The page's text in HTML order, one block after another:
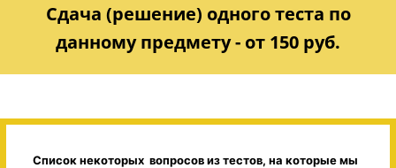
Сдача (решение) одного теста по
данному предмету - от 150 руб.
Список некоторых вопросов из тестов, на которые мы